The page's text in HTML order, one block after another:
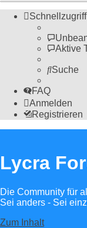
Schnellzugriff
Aktive
Suche
FAQ
Anmelden
Registrieren
Lycra
Die Community für
Sei anders - Sei
Zum Inhalt